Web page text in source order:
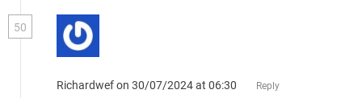
50
Richardwefon 30/07/2024 at 06:30 Reply